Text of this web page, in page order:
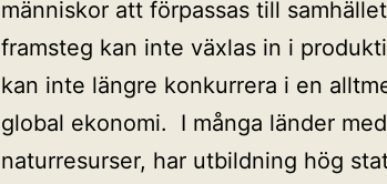
människor att förpassas till
framsteg kan inte växlas in i
kan inte längre konkurrera i en
global ekonomi. I många länder
naturresurser, har utbildning hög